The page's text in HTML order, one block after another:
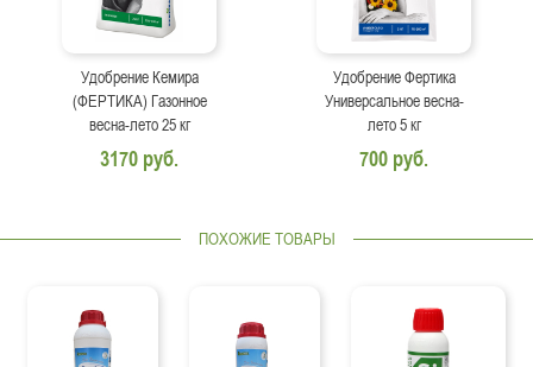
Удобрение Кемира
(ФЕРТИКА) Газонное
весна-лето 25 кг
3170 руб.
Удобрение Фертика
Универсальное весна-
лето 5 кг
700 руб.
ПОХОЖИЕ ТОВАРЫ